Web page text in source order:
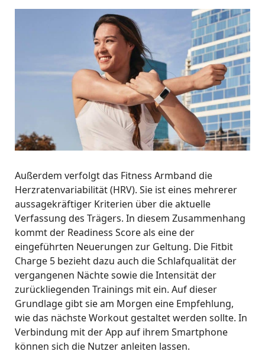
Außerdem verfolgt das Fitness Armband die
Herzratenvariabilität (HRV). Sie ist eines mehrerer
aussagekräftiger Kriterien über die aktuelle
Verfassung des Trägers. In diesem Zusammenhang
kommt der Readiness Score als eine der
eingeführten Neuerungen zur Geltung. Die Fitbit
Charge 5 bezieht dazu auch die Schlafqualität der
vergangenen Nächte sowie die Intensität der
zurückliegenden Trainings mit ein. Auf dieser
Grundlage gibt sie am Morgen eine Empfehlung,
wie das nächste Workout gestaltet werden sollte. In
Verbindung mit der App auf ihrem Smartphone
können sich die Nutzer anleiten lassen.